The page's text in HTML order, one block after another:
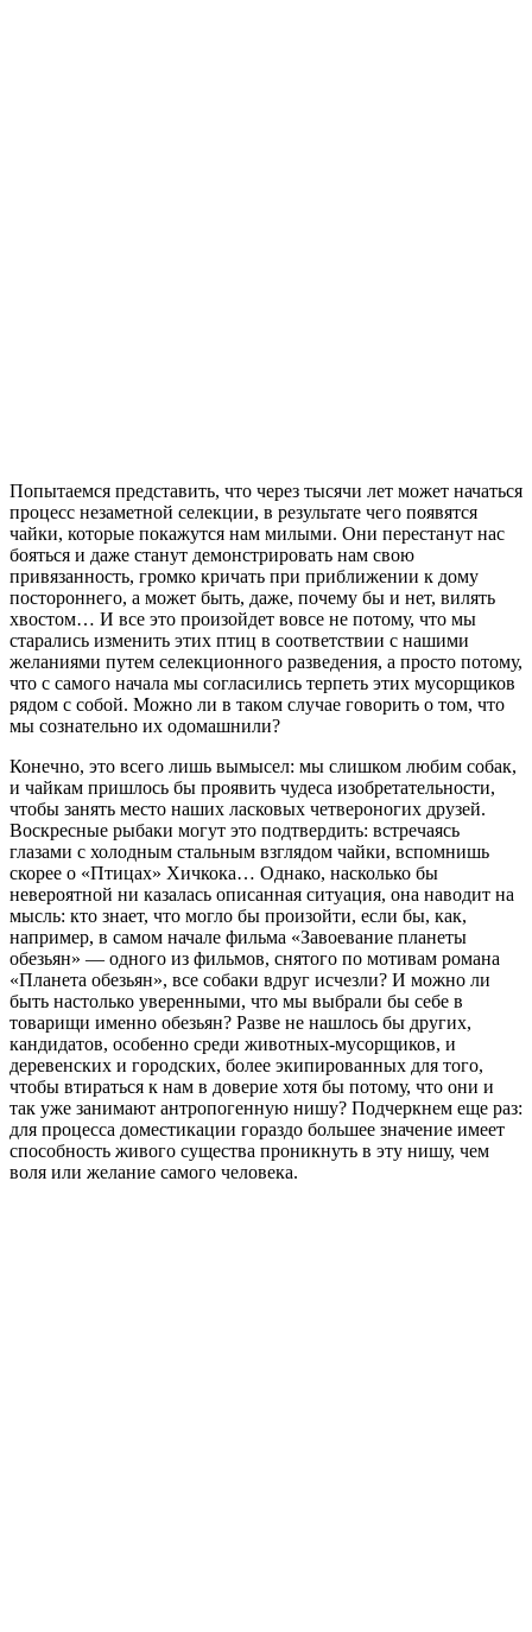
Попытаемся представить, что через тысячи лет может начаться
процесс незаметной селекции, в результате чего появятся
чайки, которые покажутся нам милыми. Они перестанут нас
бояться и даже станут демонстрировать нам свою
привязанность, громко кричать при приближении к дому
постороннего, а может быть, даже, почему бы и нет, вилять
хвостом… И все это произойдет вовсе не потому, что мы
старались изменить этих птиц в соответствии с нашими
желаниями путем селекционного разведения, а просто потому,
что с самого начала мы согласились терпеть этих мусорщиков
рядом с собой. Можно ли в таком случае говорить о том, что
мы сознательно их одомашнили?
Конечно, это всего лишь вымысел: мы слишком любим собак,
и чайкам пришлось бы проявить чудеса изобретательности,
чтобы занять место наших ласковых четвероногих друзей.
Воскресные рыбаки могут это подтвердить: встречаясь
глазами с холодным стальным взглядом чайки, вспомнишь
скорее о «Птицах» Хичкока… Однако, насколько бы
невероятной ни казалась описанная ситуация, она наводит на
мысль: кто знает, что могло бы произойти, если бы, как,
например, в самом начале фильма «Завоевание планеты
обезьян» — одного из фильмов, снятого по мотивам романа
«Планета обезьян», все собаки вдруг исчезли? И можно ли
быть настолько уверенными, что мы выбрали бы себе в
товарищи именно обезьян? Разве не нашлось бы других,
кандидатов, особенно среди животных-мусорщиков, и
деревенских и городских, более экипированных для того,
чтобы втираться к нам в доверие хотя бы потому, что они и
так уже занимают антропогенную нишу? Подчеркнем еще раз:
для процесса доместикации гораздо большее значение имеет
способность живого существа проникнуть в эту нишу, чем
воля или желание самого человека.